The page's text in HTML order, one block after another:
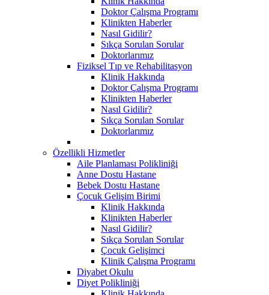
Doktor Çalışma Programı
Klinikten Haberler
Nasıl Gidilir?
Sıkça Sorulan Sorular
Doktorlarımız
Fiziksel Tıp ve Rehabilitasyon
Klinik Hakkında
Doktor Çalışma Programı
Klinikten Haberler
Nasıl Gidilir?
Sıkça Sorulan Sorular
Doktorlarımız
Özellikli Hizmetler
Aile Planlaması Polikliniği
Anne Dostu Hastane
Bebek Dostu Hastane
Çocuk Gelişim Birimi
Klinik Hakkında
Klinikten Haberler
Nasıl Gidilir?
Sıkça Sorulan Sorular
Çocuk Gelişimci
Klinik Çalışma Programı
Diyabet Okulu
Diyet Polikliniği